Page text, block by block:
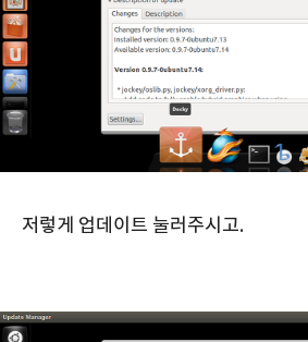
저렇게 업데이트 눌러주시고.